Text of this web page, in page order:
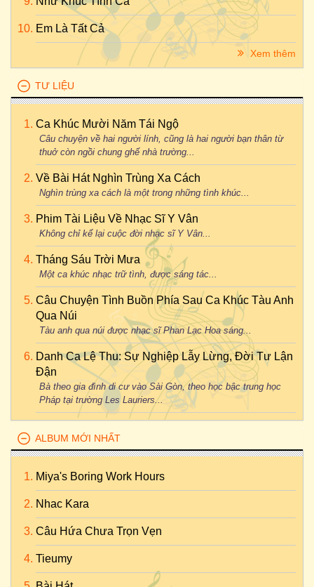
Em Là Tất Cả
Xem thêm
TƯ LIỆU
Ca Khúc Mười Năm Tái Ngộ
Câu chuyện về hai người lính, cũng là hai người bạn thân từ
thuở còn ngồi chung ghế nhà trường...
Về Bài Hát Nghìn Trùng Xa Cách
Nghìn trùng xa cách là một trong những tình khúc...
Phim Tài Liệu Về Nhạc Sĩ Y Vân
Không chỉ kể lại cuộc đời nhạc sĩ Y Vân...
Tháng Sáu Trời Mưa
Một ca khúc nhạc trữ tình, được sáng tác...
Câu Chuyện Tình Buồn Phía Sau Ca Khúc Tàu Anh
Qua Núi
Tàu anh qua núi được nhạc sĩ Phan Lạc Hoa sáng...
Danh Ca Lệ Thu: Sự Nghiệp Lẫy Lừng, Đời Tư Lận
Đận
Bà theo gia đình di cư vào Sài Gòn, theo học bậc trung học
Pháp tại trường Les Lauriers...
ALBUM MỚI NHẤT
Miya's Boring Work Hours
Nhac Kara
Câu Hứa Chưa Trọn Vẹn
Tieumy